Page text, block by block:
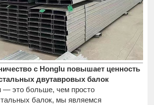
с Honglu повышает ценность
двутавровых балок
— это больше, чем просто
балок, мы являемся